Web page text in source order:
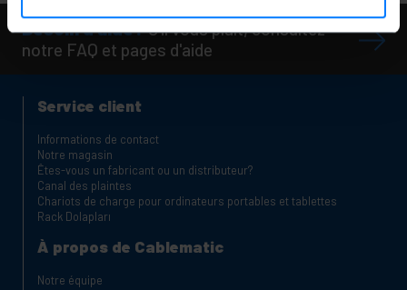
Besoin d'aide?S'il vous plaît, consultez
notre FAQ et pages d'aide
Service client
Informations de contact
Notre magasin
Êtes-vous un fabricant ou un distributeur?
Canal des plaintes
Chariots de charge pour ordinateurs portables et tablettes
Rack Dolapları
À propos de Cablematic
Notre équipe